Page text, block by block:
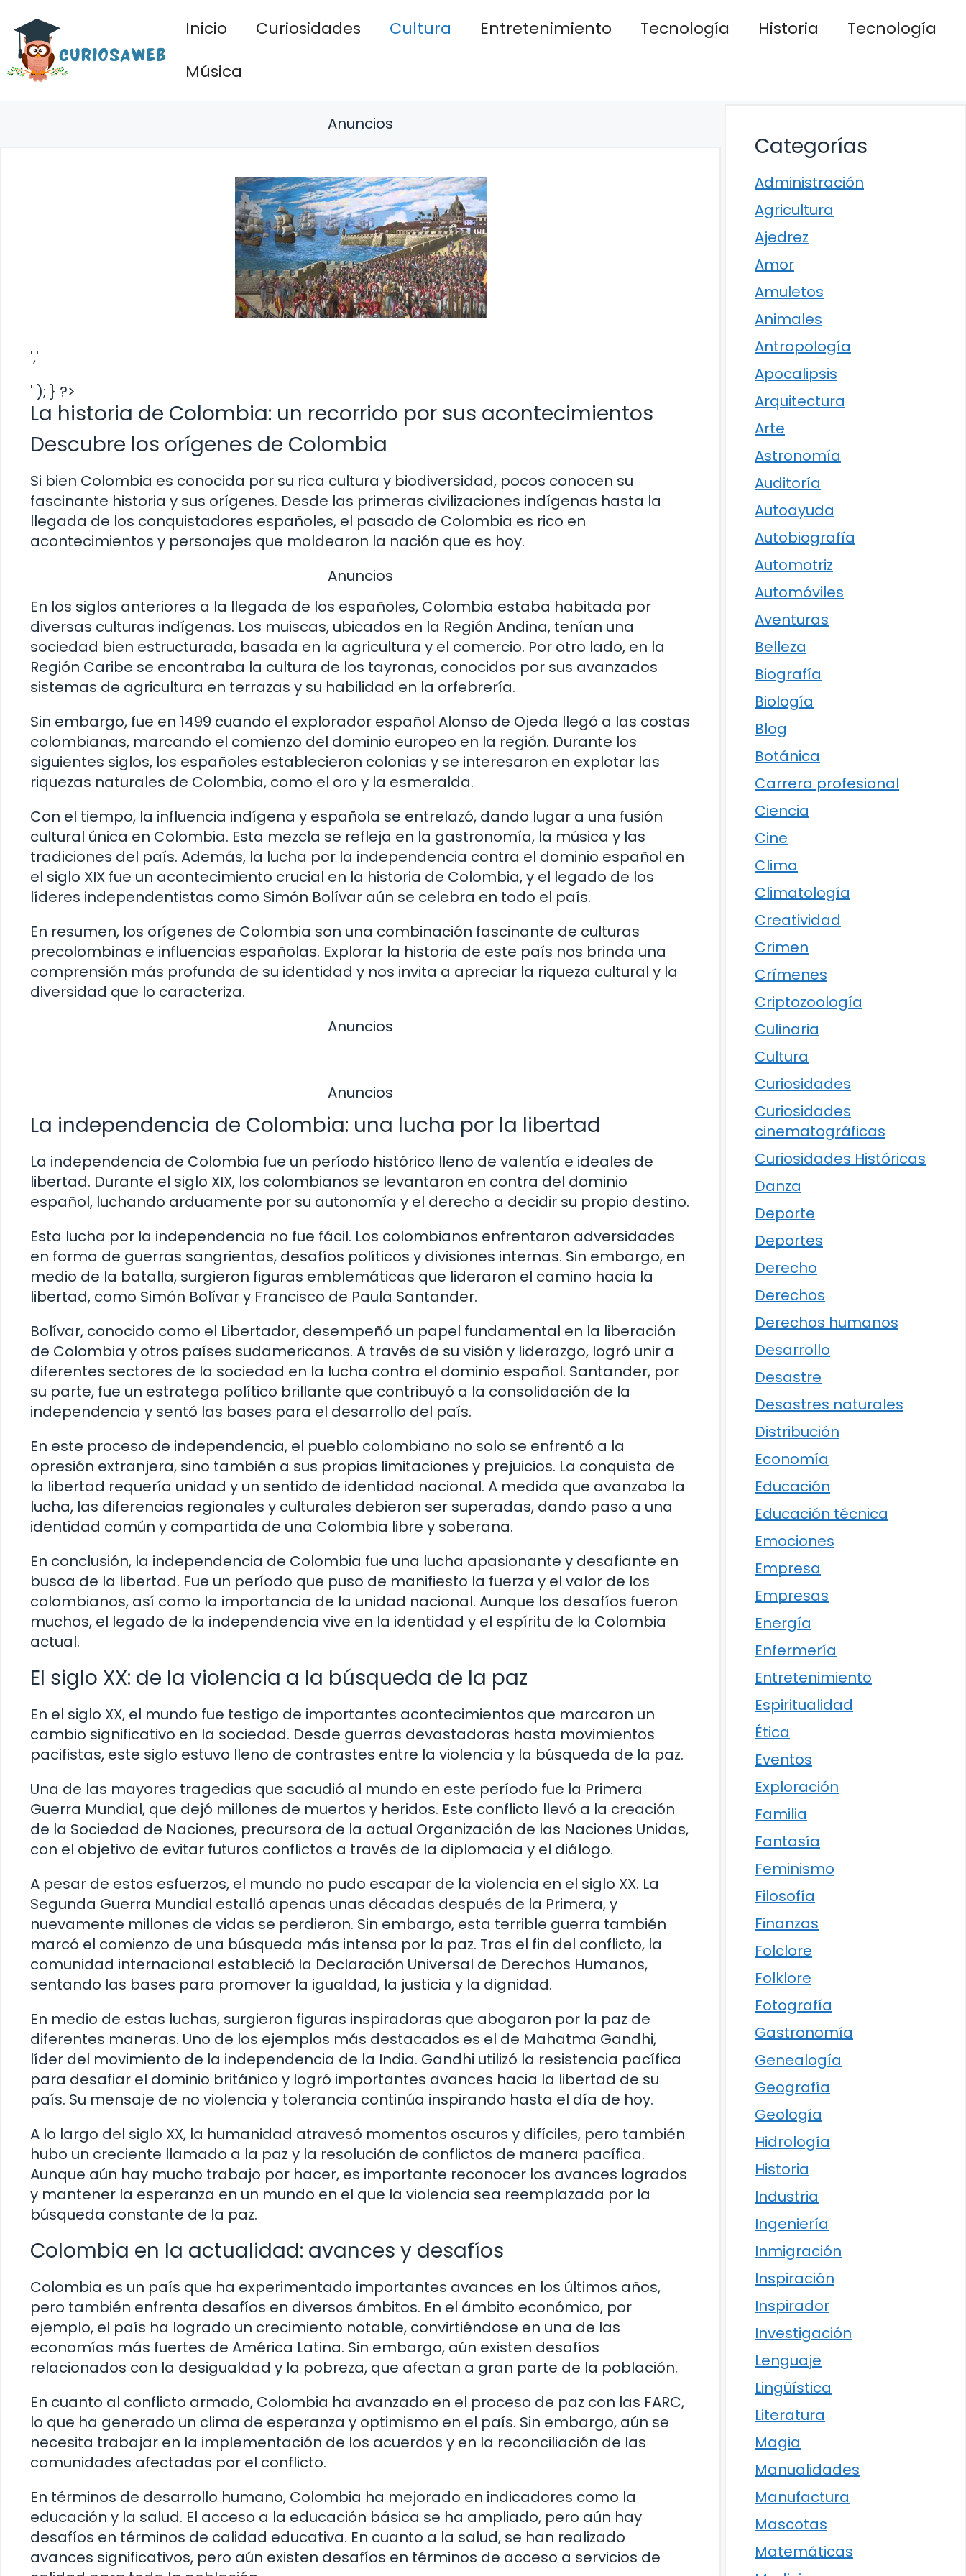
contenido
Inicio Curiosidades Cultura Entretenimiento Tecnología Historia
Tecnología
Música
Anuncios
','
' ); } ?>
La historia de Colombia: un recorrido por sus acontecimientos
Descubre los orígenes de Colombia
Si bien Colombia es conocida por su rica cultura y biodiversidad, pocos conocen su
fascinante historia y sus orígenes. Desde las primeras civilizaciones indígenas hasta la
llegada de los conquistadores españoles, el pasado de Colombia es rico en
acontecimientos y personajes que moldearon la nación que es hoy.
Anuncios
En los siglos anteriores a la llegada de los españoles, Colombia estaba habitada por
diversas culturas indígenas. Los muiscas, ubicados en la Región Andina, tenían una
sociedad bien estructurada, basada en la agricultura y el comercio. Por otro lado, en la
Región Caribe se encontraba la cultura de los tayronas, conocidos por sus avanzados
sistemas de agricultura en terrazas y su habilidad en la orfebrería.
Sin embargo, fue en 1499 cuando el explorador español Alonso de Ojeda llegó a las costas
colombianas, marcando el comienzo del dominio europeo en la región. Durante los
siguientes siglos, los españoles establecieron colonias y se interesaron en explotar las
riquezas naturales de Colombia, como el oro y la esmeralda.
Con el tiempo, la influencia indígena y española se entrelazó, dando lugar a una fusión
cultural única en Colombia. Esta mezcla se refleja en la gastronomía, la música y las
tradiciones del país. Además, la lucha por la independencia contra el dominio español en
el siglo XIX fue un acontecimiento crucial en la historia de Colombia, y el legado de los
líderes independentistas como Simón Bolívar aún se celebra en todo el país.
En resumen, los orígenes de Colombia son una combinación fascinante de culturas
precolombinas e influencias españolas. Explorar la historia de este país nos brinda una
comprensión más profunda de su identidad y nos invita a apreciar la riqueza cultural y la
diversidad que lo caracteriza.
Anuncios
Anuncios
La independencia de Colombia: una lucha por la libertad
La independencia de Colombia fue un período histórico lleno de valentía e ideales de
libertad. Durante el siglo XIX, los colombianos se levantaron en contra del dominio
español, luchando arduamente por su autonomía y el derecho a decidir su propio destino.
Esta lucha por la independencia no fue fácil. Los colombianos enfrentaron adversidades
en forma de guerras sangrientas, desafíos políticos y divisiones internas. Sin embargo, en
medio de la batalla, surgieron figuras emblemáticas que lideraron el camino hacia la
libertad, como Simón Bolívar y Francisco de Paula Santander.
Bolívar, conocido como el Libertador, desempeñó un papel fundamental en la liberación
de Colombia y otros países sudamericanos. A través de su visión y liderazgo, logró unir a
diferentes sectores de la sociedad en la lucha contra el dominio español. Santander, por
su parte, fue un estratega político brillante que contribuyó a la consolidación de la
independencia y sentó las bases para el desarrollo del país.
En este proceso de independencia, el pueblo colombiano no solo se enfrentó a la
opresión extranjera, sino también a sus propias limitaciones y prejuicios. La conquista de
la libertad requería unidad y un sentido de identidad nacional. A medida que avanzaba la
lucha, las diferencias regionales y culturales debieron ser superadas, dando paso a una
identidad común y compartida de una Colombia libre y soberana.
En conclusión, la independencia de Colombia fue una lucha apasionante y desafiante en
busca de la libertad. Fue un período que puso de manifiesto la fuerza y el valor de los
colombianos, así como la importancia de la unidad nacional. Aunque los desafíos fueron
muchos, el legado de la independencia vive en la identidad y el espíritu de la Colombia
actual.
El siglo XX: de la violencia a la búsqueda de la paz
En el siglo XX, el mundo fue testigo de importantes acontecimientos que marcaron un
cambio significativo en la sociedad. Desde guerras devastadoras hasta movimientos
pacifistas, este siglo estuvo lleno de contrastes entre la violencia y la búsqueda de la paz.
Una de las mayores tragedias que sacudió al mundo en este período fue la Primera
Guerra Mundial, que dejó millones de muertos y heridos. Este conflicto llevó a la creación
de la Sociedad de Naciones, precursora de la actual Organización de las Naciones Unidas,
con el objetivo de evitar futuros conflictos a través de la diplomacia y el diálogo.
A pesar de estos esfuerzos, el mundo no pudo escapar de la violencia en el siglo XX. La
Segunda Guerra Mundial estalló apenas unas décadas después de la Primera, y
nuevamente millones de vidas se perdieron. Sin embargo, esta terrible guerra también
marcó el comienzo de una búsqueda más intensa por la paz. Tras el fin del conflicto, la
comunidad internacional estableció la Declaración Universal de Derechos Humanos,
sentando las bases para promover la igualdad, la justicia y la dignidad.
En medio de estas luchas, surgieron figuras inspiradoras que abogaron por la paz de
diferentes maneras. Uno de los ejemplos más destacados es el de Mahatma Gandhi,
líder del movimiento de la independencia de la India. Gandhi utilizó la resistencia pacífica
para desafiar el dominio británico y logró importantes avances hacia la libertad de su
país. Su mensaje de no violencia y tolerancia continúa inspirando hasta el día de hoy.
A lo largo del siglo XX, la humanidad atravesó momentos oscuros y difíciles, pero también
hubo un creciente llamado a la paz y la resolución de conflictos de manera pacífica.
Aunque aún hay mucho trabajo por hacer, es importante reconocer los avances logrados
y mantener la esperanza en un mundo en el que la violencia sea reemplazada por la
búsqueda constante de la paz.
Colombia en la actualidad: avances y desafíos
Colombia es un país que ha experimentado importantes avances en los últimos años,
pero también enfrenta desafíos en diversos ámbitos. En el ámbito económico, por
ejemplo, el país ha logrado un crecimiento notable, convirtiéndose en una de las
economías más fuertes de América Latina. Sin embargo, aún existen desafíos
relacionados con la desigualdad y la pobreza, que afectan a gran parte de la población.
En cuanto al conflicto armado, Colombia ha avanzado en el proceso de paz con las FARC,
lo que ha generado un clima de esperanza y optimismo en el país. Sin embargo, aún se
necesita trabajar en la implementación de los acuerdos y en la reconciliación de las
comunidades afectadas por el conflicto.
En términos de desarrollo humano, Colombia ha mejorado en indicadores como la
educación y la salud. El acceso a la educación básica se ha ampliado, pero aún hay
desafíos en términos de calidad educativa. En cuanto a la salud, se han realizado
avances significativos, pero aún existen desafíos en términos de acceso a servicios de
Categorías
Administración
Agricultura
Ajedrez
Amor
Amuletos
Animales
Antropología
Apocalipsis
Arquitectura
Arte
Astronomía
Auditoría
Autoayuda
Autobiografía
Automotriz
Automóviles
Aventuras
Belleza
Biografía
Biología
Blog
Botánica
Carrera profesional
Ciencia
Cine
Clima
Climatología
Creatividad
Crimen
Crímenes
Criptozoología
Culinaria
Cultura
Curiosidades
Curiosidades
cinematográficas
Curiosidades Históricas
Danza
Deporte
Deportes
Derecho
Derechos
Derechos humanos
Desarrollo
Desastre
Desastres naturales
Distribución
Economía
Educación
Educación técnica
Emociones
Empresa
Empresas
Energía
Enfermería
Entretenimiento
Espiritualidad
Ética
Eventos
Exploración
Familia
Fantasía
Feminismo
Filosofía
Finanzas
Folclore
Folklore
Fotografía
Gastronomía
Genealogía
Geografía
Geología
Hidrología
Historia
Industria
Ingeniería
Inmigración
Inspiración
Inspirador
Investigación
Lenguaje
Lingüística
Literatura
Magia
Manualidades
Manufactura
Mascotas
Matemáticas